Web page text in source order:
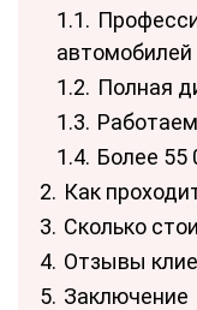
1.1.
автомобилей
1.2. Полная
1.3.
1.4. Более 55
2. Как
3. Сколько
4. Отзывы
5. Заключение